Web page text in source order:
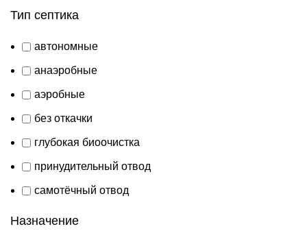
Тип септика
автономные
анаэробные
аэробные
без откачки
глубокая биоочистка
принудительный отвод
самотёчный отвод
Назначение